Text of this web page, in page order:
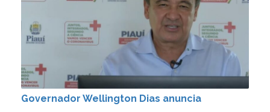
Governador Wellington Dias anuncia